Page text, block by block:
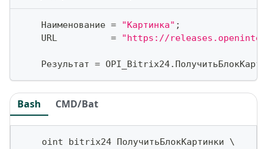
    Наименование
= "Картинка" ;
    URL
= "https://
    Результат
= OPI_Bitrix24.
Bash CMD/Bat
    oint bitrix24 ПолучитьБлокКартинки
\